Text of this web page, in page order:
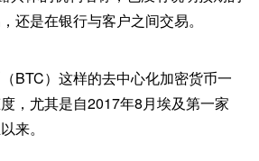
还是在银行与客户之间交易。
BTC）这样的去中心化加密货币一
，尤其是自2017年8月埃及第一家
来。